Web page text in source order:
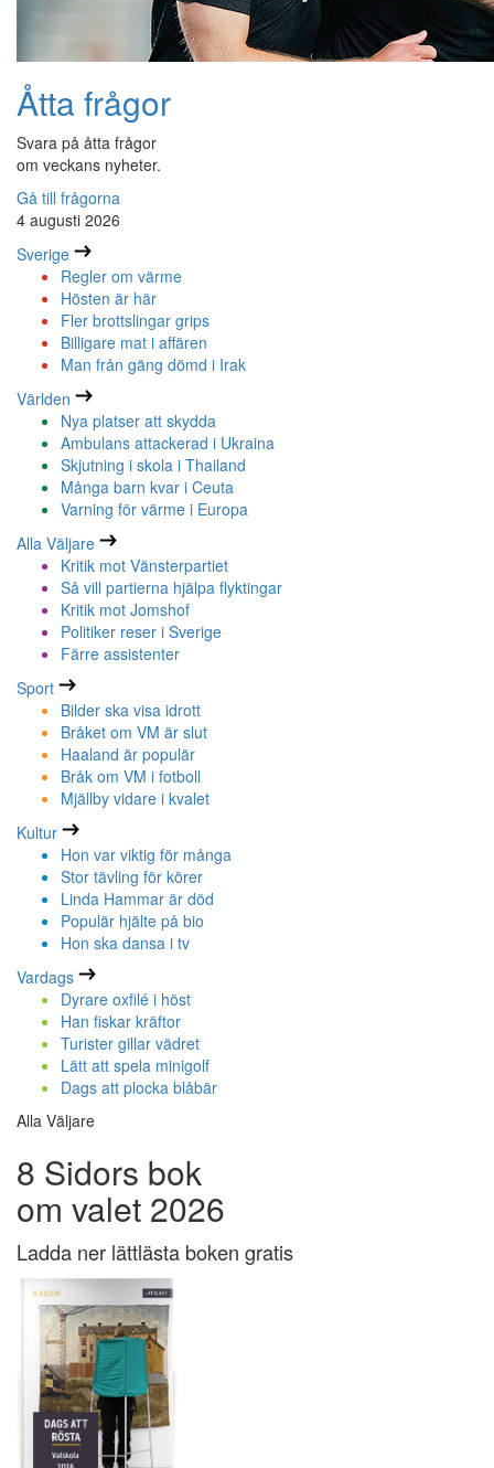
Åtta frågor
Svara på åtta frågor
om veckans nyheter.
Gå till frågorna
4 augusti 2026
Sverige
Regler om värme
Hösten är här
Fler brottslingar grips
Billigare mat i affären
Man från gäng dömd i Irak
Världen
Nya platser att skydda
Ambulans attackerad i Ukraina
Skjutning i skola i Thailand
Många barn kvar i Ceuta
Varning för värme i Europa
Alla Väljare
Kritik mot Vänsterpartiet
Så vill partierna hjälpa flyktingar
Kritik mot Jomshof
Politiker reser i Sverige
Färre assistenter
Sport
Bilder ska visa idrott
Bråket om VM är slut
Haaland är populär
Bråk om VM i fotboll
Mjällby vidare i kvalet
Kultur
Hon var viktig för många
Stor tävling för körer
Linda Hammar är död
Populär hjälte på bio
Hon ska dansa i tv
Vardags
Dyrare oxfilé i höst
Han fiskar kräftor
Turister gillar vädret
Lätt att spela minigolf
Dags att plocka blåbär
Alla Väljare
8 Sidors bok
om valet 2026
Ladda ner lättlästa boken gratis